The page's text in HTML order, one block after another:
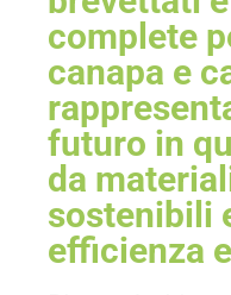
complete
canapa e
futuro in
da
sostenibili
efficienza